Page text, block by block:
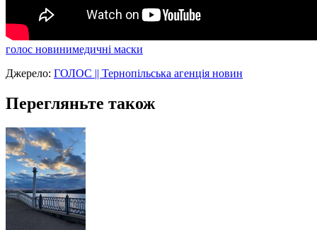
голос новинимедичні маски
Джерело: ГОЛОС || Тернопільська агенція новин
Перегляньте також